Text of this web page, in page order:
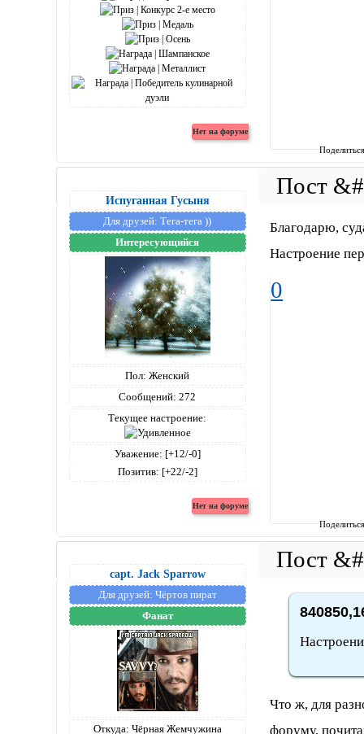
Испуганная Гусыня
Для друзей: Тега-тега ))
Интересующийся
Пол: Женский
Сообщений: 272
Текущее настроение:
Уважение: [+12/-0]
Позитив: [+22/-2]
Благодарю,
Настроение
0
capt. Jack Sparrow
Для друзей: Чёртов пират
Фанат
Откуда: Чёрная Жемчужина
Что ж, для
форуму,